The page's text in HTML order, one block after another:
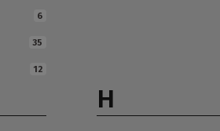
6
35
12
H